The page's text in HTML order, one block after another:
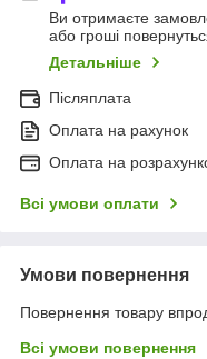
Ви отримаєте
або гроші
Детальніше
Післяплата
Оплата на рахунок
Оплата на
Всі умови оплати
Умови повернення
Повернення товару
Всі умови повернення